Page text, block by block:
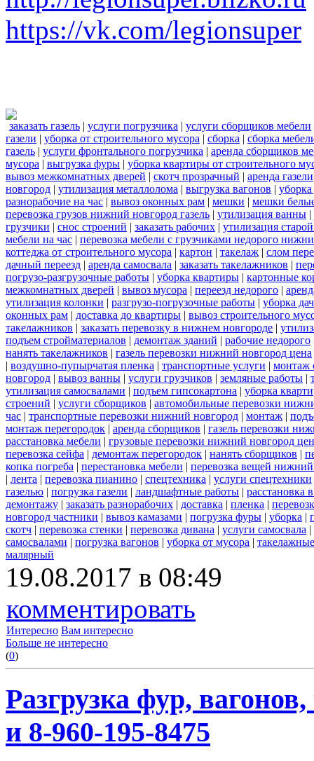
https://vk.com/legionsuper
заказать газель | услуги погрузчика | услуги сборщиков мебели
газели | уборка от строительного мусора | сборка | сборка
газель | услуги фронтального погрузчика | аренда сборщиков
мусора | выгрузка фуры | уборка квартиры от строительного
вывоз межкомнатных дверей | скотч прозрачный | аренда газели
новгород | утилизация металлолома | выгрузка вагонов |
разнорабочие на час | вывоз оконных рам | мешки | мешки
перевозка грузов нижний новгород газель | утилизация ванны |
грузчики | снос строений | заказать рабочих | утилизация
мебели на час | перевозка мебели с грузчиками недорого
коттеджа от строительного мусора | картон | такелаж | слом
дачный переезд | аренда самосвала | заказать такелажников |
погрузо-разгрузочные работы | уборка квартиры | картонные
межкомнатных дверей | вывоз мусора | переезд недорого |
утилизация колонки | разгрузо-погрузочные работы | уборка
оконных рам | доставка до квартиры | вывоз строительного
такелажников | заказать перевозку в нижнем новгороде |
подъем стройматериалов | демонтаж зданий | рабочие недорого
нанять такелажников | газель перевозки нижний новгород цена
| воздушно-пупырчатая пленка | транспортные услуги | монтаж
новгород | вывоз ванны | услуги грузчиков | земляные работы |
утилизация самосвалами | подъем гипсокартона | уборка
строений | услуги сборщиков | автомобильные перевозки
час | транспортные перевозки нижний новгород | монтаж |
монтаж перегородок | аренда сборщиков | газель перевозки
расстановка мебели | грузовые перевозки нижний новгород
перевозка сейфа | демонтаж перегородок | нанять сборщиков |
копка погреба | перестановка мебели | перевозка вещей
| лента | перевозка пианино | спецтехника | услуги спецтехники
газелью | погрузка газели | ландшафтные работы | расстановка
демонтажу | заказать разнорабочих | доставка | пленка |
новгород частники | вывоз камазами | погрузка фуры | уборка |
скотч | перевозка стенки | перевозка дивана | услуги самосвала |
самосвалами | погрузка вагонов | уборка от мусора |
малярный
19.08.2017 в 08:49
комментировать
Интересно Вам интересно
Больше не интересно
(0)
Разгрузка фур,
и 8-960-195-8475